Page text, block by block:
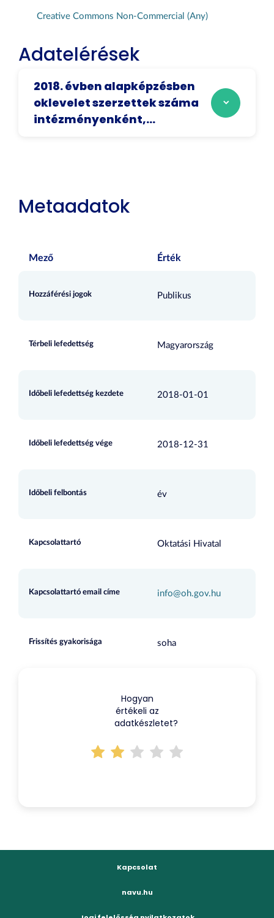
Creative Commons Non-Commercial (Any)
Adatelérések
2018. évben alapképzésben
oklevelet szerzettek száma
intézményenként,...
Metaadatok
Mező Érték
Hozzáférési jogok Publikus
Térbeli lefedettség Magyarország
Időbeli lefedettség kezdete 2018-01-01
Időbeli lefedettség vége 2018-12-31
Időbeli felbontás év
Kapcsolattartó Oktatási Hivatal
Kapcsolattartó email címe info@oh.gov.hu
Frissítés gyakorisága soha
Hogyan
értékeli az
adatkészletet?
Kapcsolat
navu.hu